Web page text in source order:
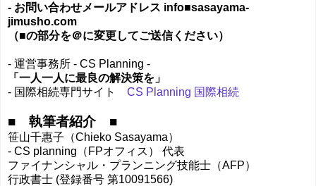
- お問い合わせメールアドレス info■sasayama-
jimusho.com
（■の部分を＠に変更してご送信ください）
- 運営事務所 - CS Planning -
「一人一人に最良の解決策を」
- 国際相続専門サイト CS Planning 国際相続
■ 執筆者紹介 ■
笹山千惠子（Chieko Sasayama）
- CS planning（FPオフィス） 代表
ファイナンシャル・プランニング技能士（AFP）
行政書士 (登録番号 第10091566)